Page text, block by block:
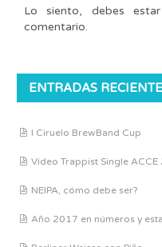
Lo siento, debes
comentario.
ENTRADAS
I Ciruelo BrewBand Cup
Vídeo Trappist Single ACCE
NEIPA, cómo debe ser?
Año 2017 en números y